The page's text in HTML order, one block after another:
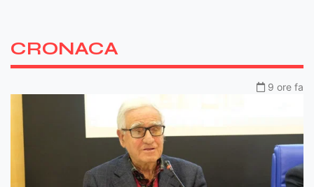
CRONACA
9 ore fa